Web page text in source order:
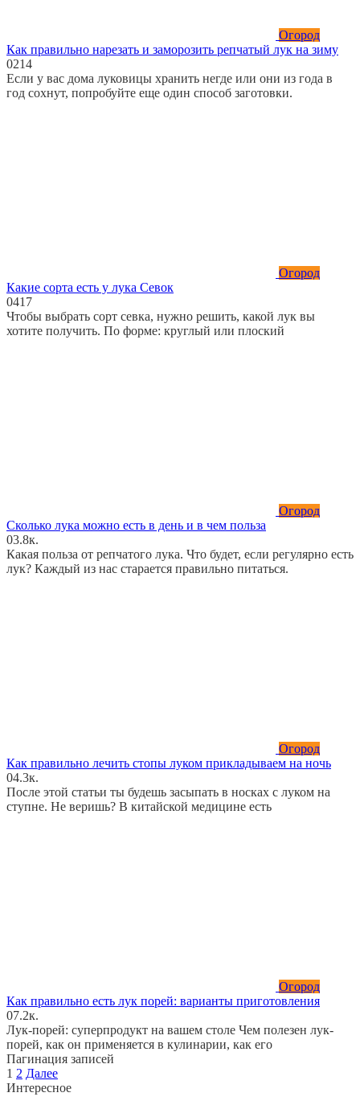
Огород
Как правильно нарезать и заморозить репчатый лук на зиму
0214
Если у вас дома луковицы хранить негде или они из года в
год сохнут, попробуйте еще один способ заготовки.
Огород
Какие сорта есть у лука Севок
0417
Чтобы выбрать сорт севка, нужно решить, какой лук вы
хотите получить. По форме: круглый или плоский
Огород
Сколько лука можно есть в день и в чем польза
03.8к.
Какая польза от репчатого лука. Что будет, если регулярно есть
лук? Каждый из нас старается правильно питаться.
Огород
Как правильно лечить стопы луком прикладываем на ночь
04.3к.
После этой статьи ты будешь засыпать в носках с луком на
ступне. Не веришь? В китайской медицине есть
Огород
Как правильно есть лук порей: варианты приготовления
07.2к.
Лук-порей: суперпродукт на вашем столе Чем полезен лук-
порей, как он применяется в кулинарии, как его
Пагинация записей
1 2 Далее
Интересное